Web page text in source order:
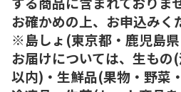
お確かめの上、お申込みく
※島しょ(東京都・鹿児島
お届けについては、生もの
以内)・生鮮品(果物・野菜